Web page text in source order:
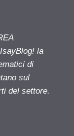
la
di
sul
del settore.